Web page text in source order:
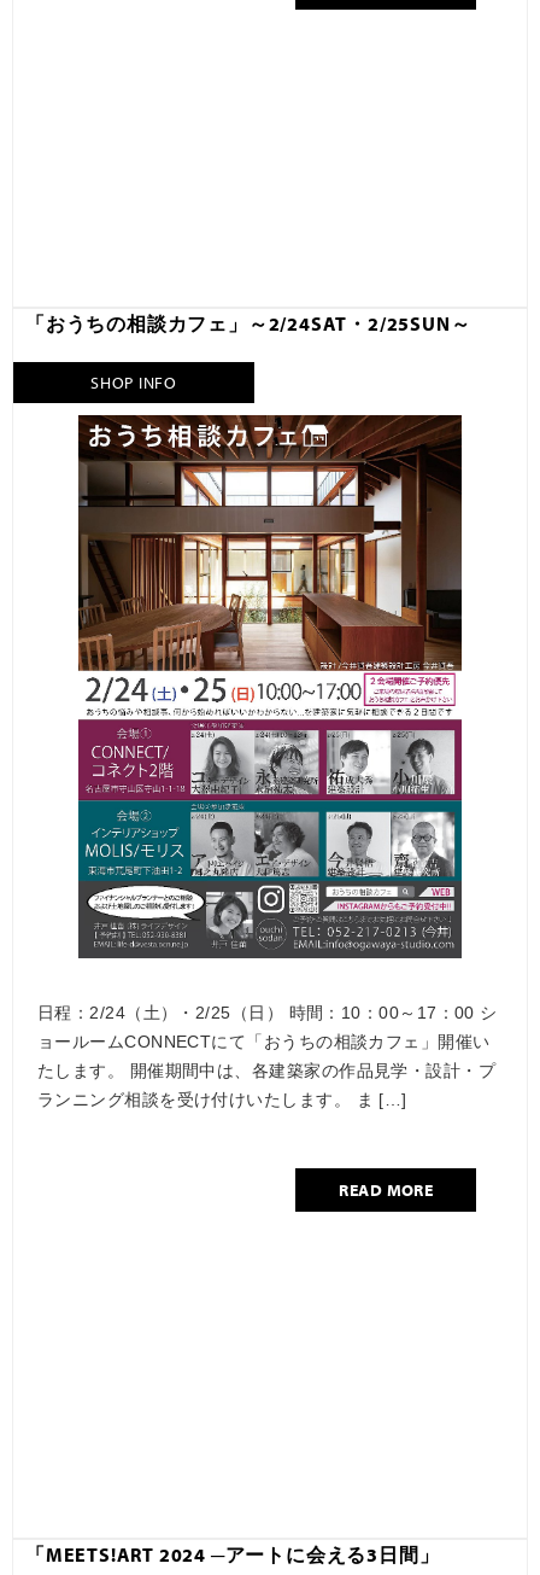
「おうちの相談カフェ」～2/24SAT・2/25SUN～
SHOP INFO
日程：2/24（土）・2/25（日） 時間：10：00～17：00 シ
ョールームCONNECTにて「おうちの相談カフェ」開催い
たします。 開催期間中は、各建築家の作品見学・設計・プ
ランニング相談を受け付けいたします。 ま […]
READ MORE
「MEETS!ART 2024 ─アートに会える3日間」